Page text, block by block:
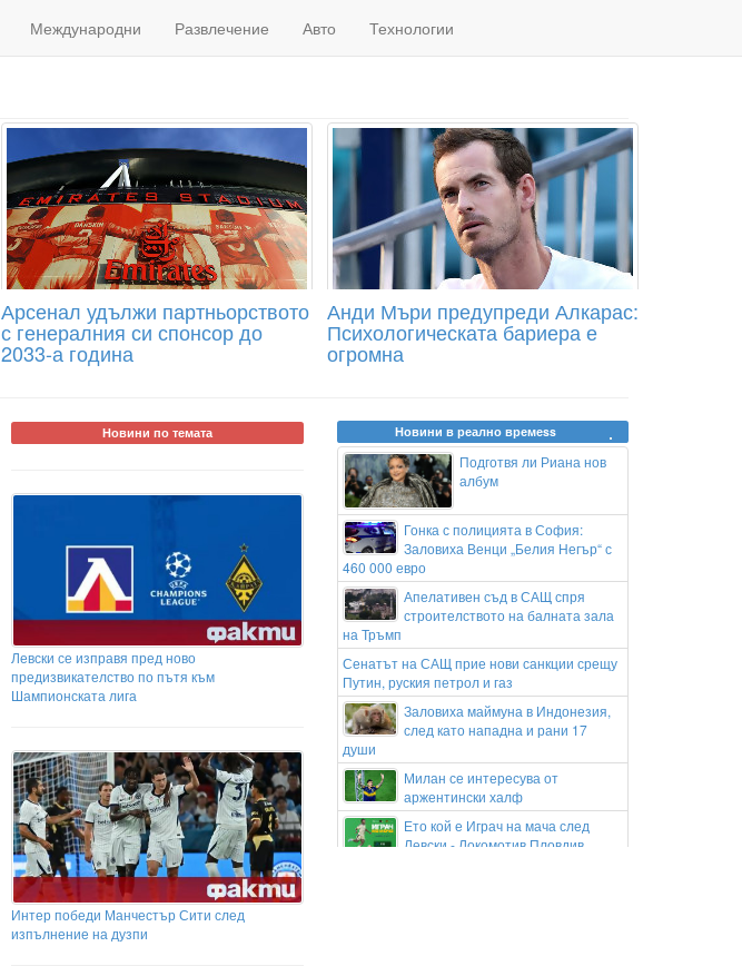
Международни Развлечение Авто Технологии
Арсенал удължи партньорството
с генералния си спонсор до
2033-а година
Анди Мъри предупреди Алкарас:
Психологическата бариера е
огромна
Новини по темата
Левски се изправя пред ново
предизвикателство по пътя към
Шампионската лига
Интер победи Манчестър Сити след
изпълнение на дузпи
Новини в реално времеss
Подготвя ли Риана нов
албум
Гонка с полицията в София:
Заловиха Венци „Белия Негър“ с
460 000 евро
Апелативен съд в САЩ спря
строителството на балната зала
на Тръмп
Сенатът на САЩ прие нови санкции срещу
Путин, руския петрол и газ
Заловиха маймуна в Индонезия,
след като нападна и рани 17
души
Милан се интересува от
аржентински халф
Ето кой е Играч на мача след
Левски - Локомотив Пловдив